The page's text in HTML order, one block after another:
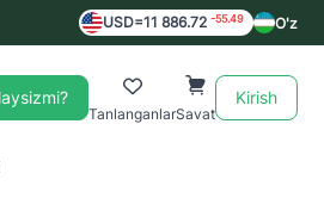
USD=11 886.72 -55.49 O'z
TanlanganlarSavat
Kirish